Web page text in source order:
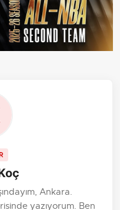
Ankara.
yazıyorum. Ben